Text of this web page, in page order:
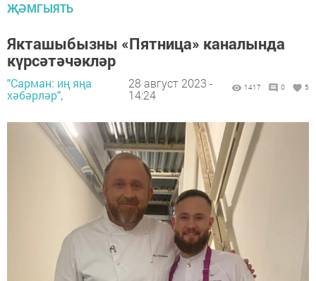
ҖӘМГЫЯТЬ
Якташыбызны «Пятница» каналында
күрсәтәчәкләр
"Сарман: иң яңа
хәбәрләр",
28 август 2023 -
14:24
1417 0 5